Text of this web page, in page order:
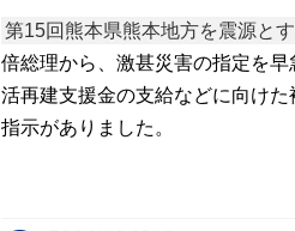
第15回熊本県熊本地方を震源と
倍総理から、激甚災害の指定を
活再建支援金の支給などに向け
指示がありました。